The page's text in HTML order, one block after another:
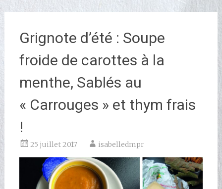
Grignote d’été : Soupe
froide de carottes à la
menthe, Sablés au
« Carrouges » et thym frais
!
25 juillet 2017 isabelledmpr